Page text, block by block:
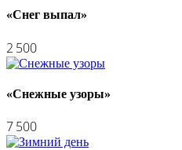
«Снег выпал»
2 500
«Снежные узоры»
7 500